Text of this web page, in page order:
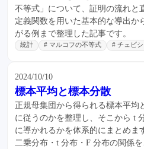
不等式」について、証明の流れと
定義関数を用いた基本的な導出か
がる例まで整理した記事です。
統計 # マルコフの不等式 # チェビ
2024/10/10
標本平均と標本分散
正規母集団から得られる標本平均
に従うのかを整理し、そこから t
に導かれるかを体系的にまとめま
二乗分布・t 分布・F 分布の関係